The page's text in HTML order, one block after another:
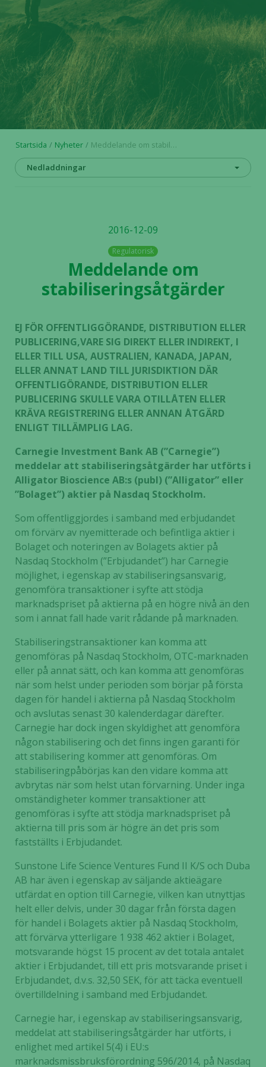
Startsida Nyheter Meddelande om stabiliseringsåtgärder
Nedladdningar
2016-12-09
Regulatorisk
Meddelande om
stabiliseringsåtgärder
EJ FÖR OFFENTLIGGÖRANDE, DISTRIBUTION ELLER
PUBLICERING,VARE SIG DIREKT ELLER INDIREKT, I
ELLER TILL USA, AUSTRALIEN, KANADA, JAPAN,
ELLER ANNAT LAND TILL JURISDIKTION DÄR
OFFENTLIGÖRANDE, DISTRIBUTION ELLER
PUBLICERING SKULLE VARA OTILLÅTEN ELLER
KRÄVA REGISTRERING ELLER ANNAN ÅTGÄRD
ENLIGT TILLÄMPLIG LAG.
Carnegie Investment Bank AB (”Carnegie”)
meddelar att stabiliseringsåtgärder har utförts i
Alligator Bioscience AB:s (publ) (”Alligator” eller
”Bolaget”) aktier på Nasdaq Stockholm.
Som offentliggjordes i samband med erbjudandet
om förvärv av nyemitterade och befintliga aktier i
Bolaget och noteringen av Bolagets aktier på
Nasdaq Stockholm (”Erbjudandet”) har Carnegie
möjlighet, i egenskap av stabiliseringsansvarig,
genomföra transaktioner i syfte att stödja
marknadspriset på aktierna på en högre nivå än den
som i annat fall hade varit rådande på marknaden.
Stabiliseringstransaktioner kan komma att
genomföras på Nasdaq Stockholm, OTC-marknaden
eller på annat sätt, och kan komma att genomföras
när som helst under perioden som börjar på första
dagen för handel i aktierna på Nasdaq Stockholm
och avslutas senast 30 kalenderdagar därefter.
Carnegie har dock ingen skyldighet att genomföra
någon stabilisering och det finns ingen garanti för
att stabilisering kommer att genomföras. Om
stabiliseringpåbörjas kan den vidare komma att
avbrytas när som helst utan förvarning. Under inga
omständigheter kommer transaktioner att
genomföras i syfte att stödja marknadspriset på
aktierna till pris som är högre än det pris som
fastställts i Erbjudandet.
Sunstone Life Science Ventures Fund II K/S och Duba
AB har även i egenskap av säljande aktieägare
utfärdat en option till Carnegie, vilken kan utnyttjas
helt eller delvis, under 30 dagar från första dagen
för handel i Bolagets aktier på Nasdaq Stockholm,
att förvärva ytterligare 1 938 462 aktier i Bolaget,
motsvarande högst 15 procent av det totala antalet
aktier i Erbjudandet, till ett pris motsvarande priset i
Erbjudandet, d.v.s. 32,50 SEK, för att täcka eventuell
övertilldelning i samband med Erbjudandet.
Carnegie har, i egenskap av stabiliseringsansvarig,
meddelat att stabiliseringsåtgärder har utförts, i
enlighet med artikel 5(4) i EU:s
marknadsmissbruksförordning 596/2014, på Nasdaq